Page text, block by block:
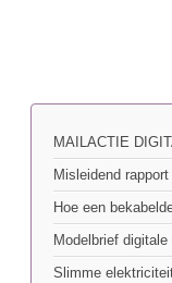
MAILACTIE
Misleidend
Hoe een
Modelbrief
Slimme